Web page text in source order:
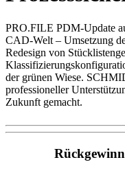
PRO.FILE PDM-Update
CAD-Welt – Umsetzung
Redesign von
der grünen Wiese.
professioneller
Zukunft gemacht.